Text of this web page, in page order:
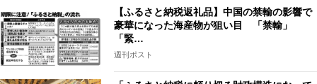
【ふるさと納税返礼品】中国の禁輸の影響で
豪華になった海産物が狙い目 「禁輸」
「緊…
週刊ポスト